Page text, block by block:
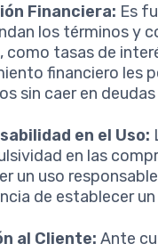
Financiera: Es
los términos y
como tasas de
financiero les
sin caer en
en el Uso:
en las
un uso
de establecer
al Cliente: Ante